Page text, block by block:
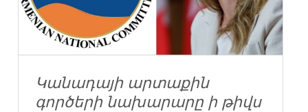
Կանադայի արտաքին
գործերի նախարարը ի թիվս